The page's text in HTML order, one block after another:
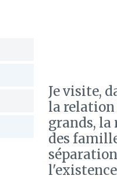
Je visite,
la relation
grands, la
des